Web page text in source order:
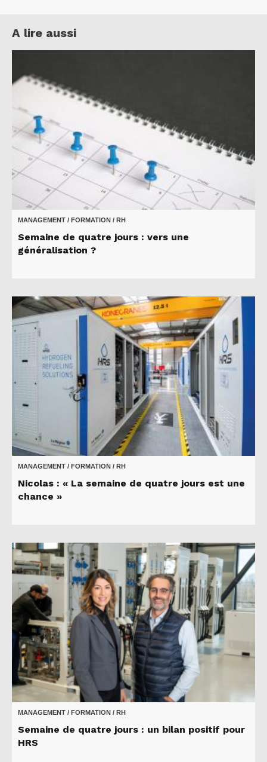
A lire aussi
MANAGEMENT / FORMATION / RH
Semaine de quatre jours : vers une
généralisation ?
MANAGEMENT / FORMATION / RH
Nicolas : « La semaine de quatre jours est une
chance »
MANAGEMENT / FORMATION / RH
Semaine de quatre jours : un bilan positif pour
HRS